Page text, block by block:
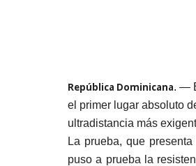
República Dominicana. —
el primer lugar absoluto
ultradistancia más
La prueba, que
puso a prueba la